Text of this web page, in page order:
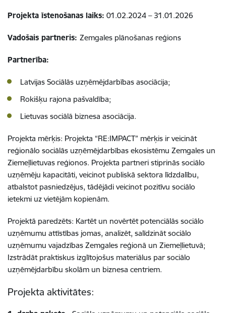
Projekta īstenošanas laiks: 01.02.2024 – 31.01.2026
Vadošais partneris: Zemgales plānošanas reģions
Partnerība:
Latvijas Sociālās uzņēmējdarbības asociācija;
Rokišķu rajona pašvaldība;
Lietuvas sociālā biznesa asociācija.
Projekta mērķis: Projekta “RE:IMPACT” mērķis ir veicināt
reģionālo sociālās uzņēmējdarbības ekosistēmu Zemgales un
Ziemeļlietuvas reģionos. Projekta partneri stiprinās sociālo
uzņēmēju kapacitāti, veicinot publiskā sektora līdzdalību,
atbalstot pasniedzējus, tādējādi veicinot pozitīvu sociālo
ietekmi uz vietējām kopienām.
Projektā paredzēts: Kartēt un novērtēt potenciālās sociālo
uzņēmumu attīstības jomas, analizēt, salīdzināt sociālo
uzņēmumu vajadzības Zemgales reģionā un Ziemeļlietuvā;
Izstrādāt praktiskus izglītojošus materiālus par sociālo
uzņēmējdarbību skolām un biznesa centriem.
Projekta aktivitātes: